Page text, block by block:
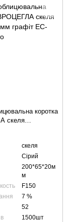
коротка
скеля
графіт
скеля
Сірий
200*65*20м
м
F150
7 %
52
1500шт